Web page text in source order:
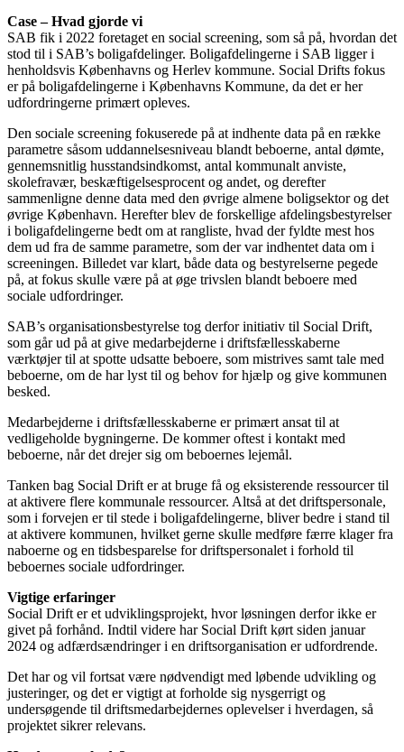
Case – Hvad gjorde vi
SAB fik i 2022 foretaget en social screening, som så på, hvordan det
stod til i SAB’s boligafdelinger. Boligafdelingerne i SAB ligger i
henholdsvis Københavns og Herlev kommune. Social Drifts fokus
er på boligafdelingerne i Københavns Kommune, da det er her
udfordringerne primært opleves.
Den sociale screening fokuserede på at indhente data på en række
parametre såsom uddannelsesniveau blandt beboerne, antal dømte,
gennemsnitlig husstandsindkomst, antal kommunalt anviste,
skolefravær, beskæftigelsesprocent og andet, og derefter
sammenligne denne data med den øvrige almene boligsektor og det
øvrige København. Herefter blev de forskellige afdelingsbestyrelser
i boligafdelingerne bedt om at rangliste, hvad der fyldte mest hos
dem ud fra de samme parametre, som der var indhentet data om i
screeningen. Billedet var klart, både data og bestyrelserne pegede
på, at fokus skulle være på at øge trivslen blandt beboere med
sociale udfordringer.
SAB’s organisationsbestyrelse tog derfor initiativ til Social Drift,
som går ud på at give medarbejderne i driftsfællesskaberne
værktøjer til at spotte udsatte beboere, som mistrives samt tale med
beboerne, om de har lyst til og behov for hjælp og give kommunen
besked.
Medarbejderne i driftsfællesskaberne er primært ansat til at
vedligeholde bygningerne. De kommer oftest i kontakt med
beboerne, når det drejer sig om beboernes lejemål.
Tanken bag Social Drift er at bruge få og eksisterende ressourcer til
at aktivere flere kommunale ressourcer. Altså at det driftspersonale,
som i forvejen er til stede i boligafdelingerne, bliver bedre i stand til
at aktivere kommunen, hvilket gerne skulle medføre færre klager fra
naboerne og en tidsbesparelse for driftspersonalet i forhold til
beboernes sociale udfordringer.
Vigtige erfaringer
Social Drift er et udviklingsprojekt, hvor løsningen derfor ikke er
givet på forhånd. Indtil videre har Social Drift kørt siden januar
2024 og adfærdsændringer i en driftsorganisation er udfordrende.
Det har og vil fortsat være nødvendigt med løbende udvikling og
justeringer, og det er vigtigt at forholde sig nysgerrigt og
undersøgende til driftsmedarbejdernes oplevelser i hverdagen, så
projektet sikrer relevans.